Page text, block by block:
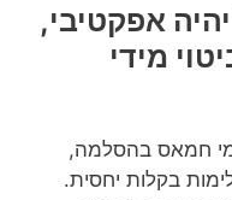
אפקטיבי,
מידי
חמאס בהסלמה,
בקלות יחסית.